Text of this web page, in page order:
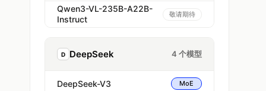
Qwen3-VL-235B-A22B-
Instruct
敬请期待
D DeepSeek 4 个模型
DeepSeek-V3 MoE